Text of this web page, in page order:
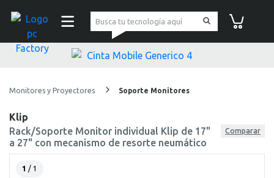
pc Factory
Monitores y Proyectores Soporte Monitores
Klip
Rack/Soporte Monitor individual Klip de 17"
a 27" con mecanismo de resorte neumático
Comparar
1 / 1